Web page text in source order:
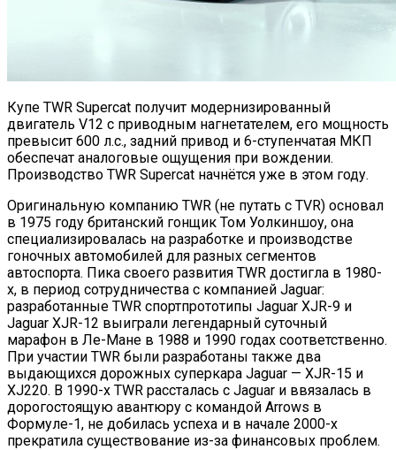
Купе TWR Supercat получит модернизированный
двигатель V12 c приводным нагнетателем, его мощность
превысит 600 л.с., задний привод и 6-ступенчатая МКП
обеспечат аналоговые ощущения при вождении.
Производство TWR Supercat начнётся уже в этом году.
Оригинальную компанию TWR (не путать с TVR) основал
в 1975 году британский гонщик Том Уолкиншоу, она
специализировалась на разработке и производстве
гоночных автомобилей для разных сегментов
автоспорта. Пика своего развития TWR достигла в 1980-
х, в период сотрудничества с компанией Jaguar:
разработанные TWR спортпрототипы Jaguar XJR-9 и
Jaguar XJR-12 выиграли легендарный суточный
марафон в Ле-Мане в 1988 и 1990 годах соответственно.
При участии TWR были разработаны также два
выдающихся дорожных суперкара Jaguar — XJR-15 и
XJ220. В 1990-х TWR рассталась с Jaguar и ввязалась в
дорогостоящую авантюру с командой Arrows в
Формуле-1, не добилась успеха и в начале 2000-х
прекратила существование из-за финансовых проблем.